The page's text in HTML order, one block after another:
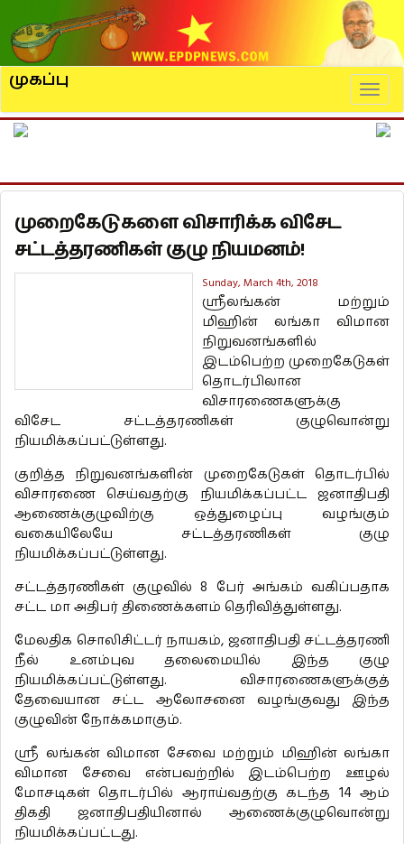
முகப்பு
முறைகேடுகளை விசாரிக்க விசேட
சட்டத்தரணிகள் குழு நியமனம்!
Sunday, March 4th, 2018
ஶ்ரீலங்கன் மற்றும்
மிஹின் லங்கா விமான
நிறுவனங்களில்
இடம்பெற்ற முறைகேடுகள்
தொடர்பிலான
விசாரணைகளுக்கு
விசேட சட்டத்தரணிகள் குழுவொன்று
நியமிக்கப்பட்டுள்ளது.
குறித்த நிறுவனங்களின் முறைகேடுகள் தொடர்பில்
விசாரணை செய்வதற்கு நியமிக்கப்பட்ட ஜனாதிபதி
ஆணைக்குழுவிற்கு ஒத்துழைப்பு வழங்கும்
வகையிலேயே சட்டத்தரணிகள் குழு
நியமிக்கப்பட்டுள்ளது.
சட்டத்தரணிகள் குழுவில் 8 பேர் அங்கம் வகிப்பதாக
சட்ட மா அதிபர் திணைக்களம் தெரிவித்துள்ளது.
மேலதிக சொலிசிட்டர் நாயகம், ஜனாதிபதி சட்டத்தரணி
நீல் உனம்புவ தலைமையில் இந்த குழு
நியமிக்கப்பட்டுள்ளது. விசாரணைகளுக்குத்
தேவையான சட்ட ஆலோசனை வழங்குவது இந்த
குழுவின் நோக்கமாகும்.
ஸ்ரீ லங்கன் விமான சேவை மற்றும் மிஹின் லங்கா
விமான சேவை என்பவற்றில் இடம்பெற்ற ஊழல்
மோசடிகள் தொடர்பில் ஆராய்வதற்கு கடந்த 14 ஆம்
திகதி ஜனாதிபதியினால் ஆணைக்குழுவொன்று
நியமிக்கப்பட்டது.